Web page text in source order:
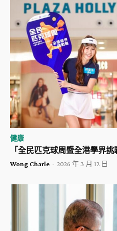
健康
「全民匹克球周暨全港學界
Wong Charle - 2026 年 3 月 12 日